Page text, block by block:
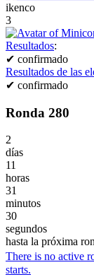
ikenco
3
Resultados:
✔ confirmado
Resultados de las
✔ confirmado
Ronda 280
2
días
11
horas
31
minutos
30
segundos
hasta la próxima
There is no active
starts.